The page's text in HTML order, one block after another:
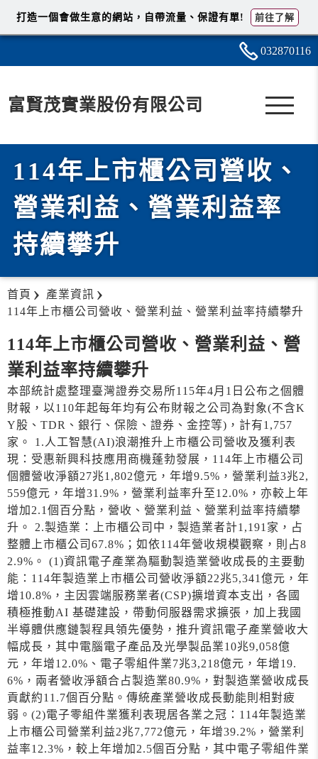
032870116
富賢茂實業股份有限公司
114年上市櫃公司營收、
營業利益、營業利益率
持續攀升
首頁
產業資訊
114年上市櫃公司營收、營業利益、營業利益率持續攀升
114年上市櫃公司營收、營業利益、營
業利益率持續攀升
本部統計處整理臺灣證券交易所115年4月1日公布之個體
財報，以110年起每年均有公布財報之公司為對象(不含K
Y股、TDR、銀行、保險、證券、金控等)，計有1,757
家。 1.人工智慧(AI)浪潮推升上市櫃公司營收及獲利表
現：受惠新興科技應用商機蓬勃發展，114年上市櫃公司
個體營收淨額27兆1,802億元，年增9.5%，營業利益3兆2,
559億元，年增31.9%，營業利益率升至12.0%，亦較上年
增加2.1個百分點，營收、營業利益、營業利益率持續攀
升。 2.製造業：上市櫃公司中，製造業者計1,191家，占
整體上市櫃公司67.8%；如依114年營收規模觀察，則占8
2.9%。 (1)資訊電子產業為驅動製造業營收成長的主要動
能：114年製造業上市櫃公司營收淨額22兆5,341億元，年
增10.8%，主因雲端服務業者(CSP)擴增資本支出，各國
積極推動AI 基礎建設，帶動伺服器需求擴張，加上我國
半導體供應鏈製程具領先優勢，推升資訊電子產業營收大
幅成長，其中電腦電子產品及光學製品業10兆9,058億
元，年增12.0%、電子零組件業7兆3,218億元，年增19.
6%，兩者營收淨額合占製造業80.9%，對製造業營收成長
貢獻約11.7個百分點。傳統產業營收成長動能則相對疲
弱。(2)電子零組件業獲利表現居各業之冠：114年製造業
上市櫃公司營業利益2兆7,772億元，年增39.2%，營業利
益率12.3%，較上年增加2.5個百分點，其中電子零組件業
打造一個會做生意的網站，自帶流量、保證有單! 前往了解